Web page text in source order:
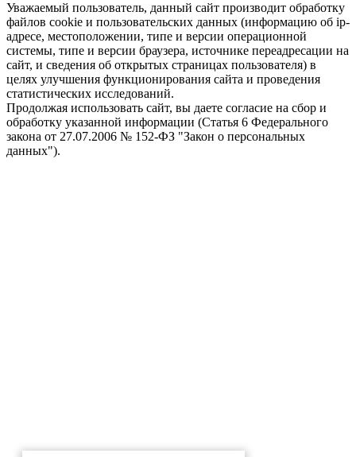
Уважаемый пользователь, данный сайт производит обработку
файлов cookie и пользовательских данных (информацию об ip-
адресе, местоположении, типе и версии операционной
системы, типе и версии браузера, источнике переадресации на
сайт, и сведения об открытых страницах пользователя) в
целях улучшения функционирования сайта и проведения
статистических исследований.
Продолжая использовать сайт, вы даете согласие на сбор и
обработку указанной информации (Статья 6 Федерального
закона от 27.07.2006 № 152-ФЗ "Закон о персональных
данных").